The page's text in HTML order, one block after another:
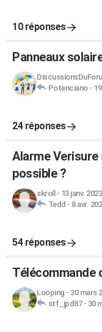
10 réponses
Panneaux
Potenciano-
24 réponses
Alarme
possible ?
skroll - 13 janv.
Tedd - 8 avr.
54 réponses
Télécommande
Looping - 30 mars
stf_jpd87- 30